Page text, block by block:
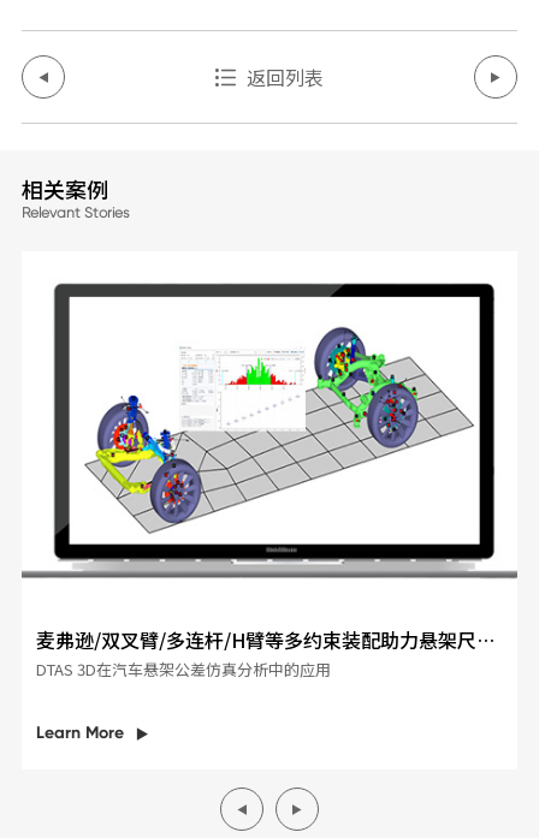
返回列表
相关案例
Relevant Stories
麦弗逊/双叉臂/多连杆/H臂等多约束装配助力悬架尺寸
公差分析
DTAS 3D在汽车悬架公差仿真分析中的应用
Learn More